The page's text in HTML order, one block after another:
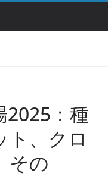
：種
、クロ
その